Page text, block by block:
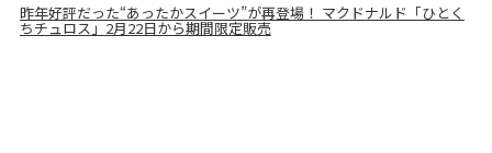
昨年好評だった“あったかスイーツ”が再登場！ マクドナルド「ひとく
ちチュロス」2月22日から期間限定販売